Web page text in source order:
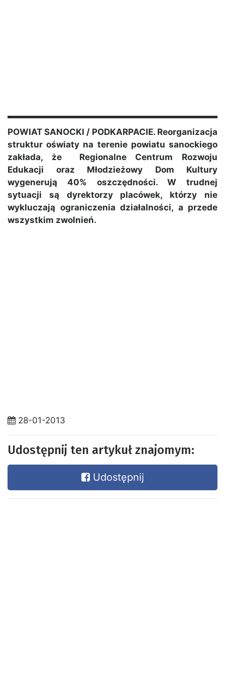
POWIAT SANOCKI / PODKARPACIE. Reorganizacja
struktur oświaty na terenie powiatu sanockiego
zakłada, że Regionalne Centrum Rozwoju
Edukacji oraz Młodzieżowy Dom Kultury
wygenerują 40% oszczędności. W trudnej
sytuacji są dyrektorzy placówek, którzy nie
wykluczają ograniczenia działalności, a przede
wszystkim zwolnień.
28-01-2013
Udostępnij ten artykuł znajomym:
Udostępnij